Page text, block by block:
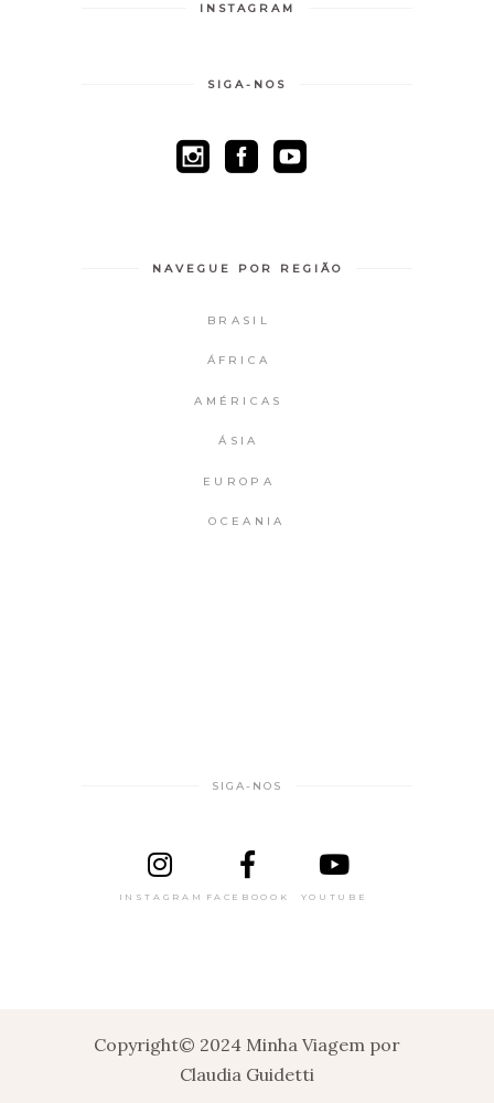
INSTAGRAM
SIGA-NOS
NAVEGUE POR REGIÃO
BRASIL
ÁFRICA
AMÉRICAS
ÁSIA
EUROPA
OCEANIA
SIGA-NOS
INSTAGRAM FACEBOOOK YOUTUBE
Copyright© 2024 Minha Viagem por
Claudia Guidetti